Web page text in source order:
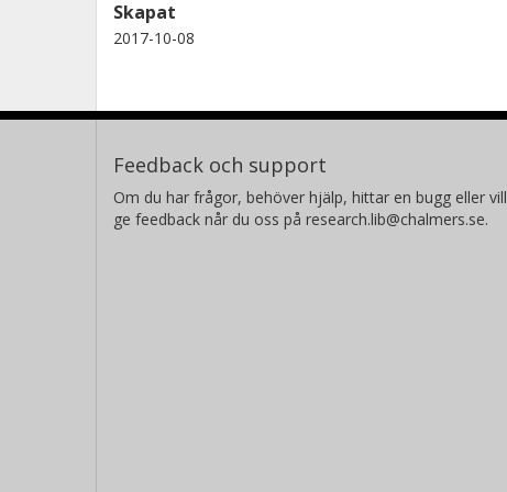
Skapat
2017-10-08
Feedback och support
Om du har frågor, behöver hjälp, hittar en bugg eller vill
ge feedback når du oss på research.lib@chalmers.se.